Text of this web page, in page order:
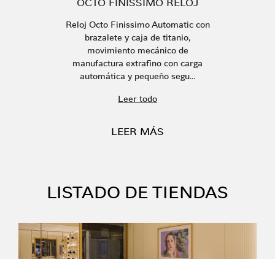
Reloj Octo Finissimo Automatic con
brazalete y caja de titanio,
movimiento mecánico de
manufactura extrafino con carga
automática y pequeño segu...
Leer todo
LEER MÁS
LISTADO DE TIENDAS